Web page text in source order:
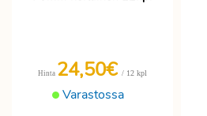
Varastossa
Hinta 24,50€ / 12 kpl